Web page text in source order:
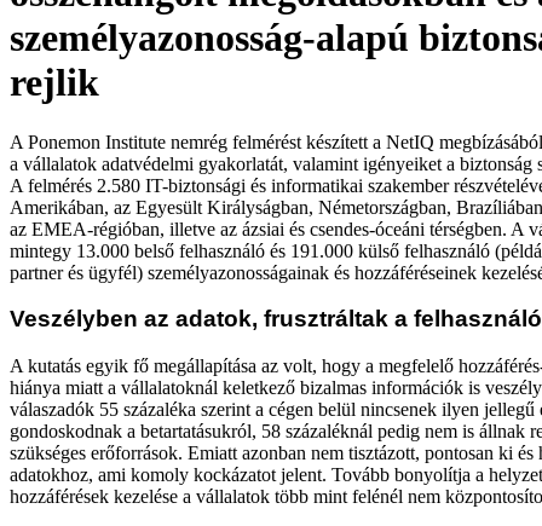
személyazonosság-alapú
rejlik
A Ponemon Institute nemrég felmérést készített a NetIQ
a vállalatok adatvédelmi gyakorlatát, valamint igényeiket a biztonság
A felmérés 2.580 IT-biztonsági és informatikai szakember
Amerikában, az Egyesült Királyságban, Németországban,
az EMEA-régióban, illetve az ázsiai és csendes-óceáni térségben. A
mintegy 13.000 belső felhasználó és 191.000 külső felhasználó
partner és ügyfél) személyazonosságainak és hozzáféréseinek
Veszélyben az adatok, frusztráltak a
A kutatás egyik fő megállapítása az volt, hogy a megfelelő
hiánya miatt a vállalatoknál keletkező bizalmas információk is
válaszadók 55 százaléka szerint a cégen belül nincsenek ilyen
gondoskodnak a betartatásukról, 58 százaléknál pedig nem is állnak
szükséges erőforrások. Emiatt azonban nem tisztázott, pontosan ki és
adatokhoz, ami komoly kockázatot jelent. Tovább bonyolítja a
hozzáférések kezelése a vállalatok több mint felénél nem